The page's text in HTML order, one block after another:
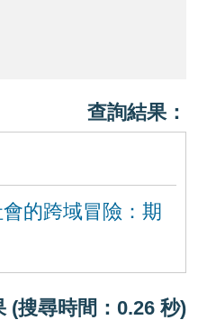
查詢結果：
的跨域冒險：期
(搜尋時間：0.26 秒)